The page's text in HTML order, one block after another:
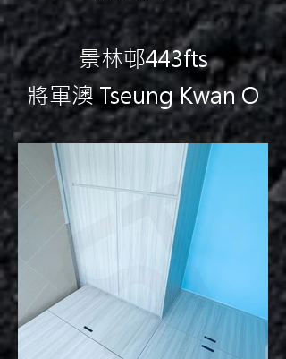
景林邨443fts
將軍澳 Tseung Kwan O